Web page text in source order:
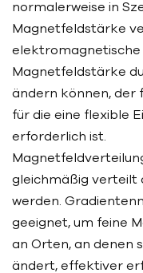
normalerweise in
Magnetfeldstärke
Magnetfeldstärke
ändern können, der
für die eine flexible
erforderlich ist.
gleichmäßig verteilt
werden.
geeignet, um feine
an Orten, an denen
ändert, effektiver